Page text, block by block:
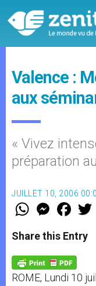
Valence :
aux
« Vivez
préparation
JUILLET 10, 2006
W
t
s
p
p
M
e
s
e
g
e
r
F
a
e
b
o
k
Share this Entry
ROME, Lundi 10